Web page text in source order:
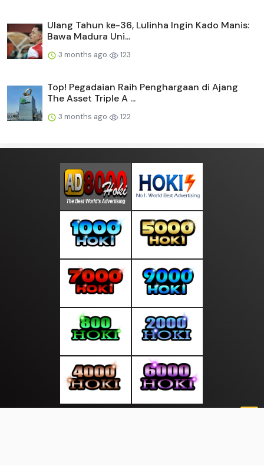
Ulang Tahun ke-36, Lulinha Ingin Kado Manis:
Bawa Madura Uni...
3 months ago 123
Top! Pegadaian Raih Penghargaan di Ajang
The Asset Triple A ...
3 months ago 122